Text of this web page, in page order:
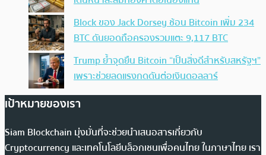
Block ของ Jack Dorsey ช้อน Bitcoin เพิ่ม 234
BTC ดันยอดถือครองรวมแตะ 9,117 BTC
Trump ย้ำจุดยืน Bitcoin “เป็นสิ่งดีสำหรับสหรัฐฯ”
เพราะช่วยลดแรงกดดันต่อเงินดอลลาร์
เป้าหมายของเรา
Siam Blockchain มุ่งมั่นที่จะช่วยนำเสนอสารเกี่ยวกับ
Cryptocurrency และเทคโนโลยีบล็อกเชนเพื่อคนไทย ในภาษาไทย เรา